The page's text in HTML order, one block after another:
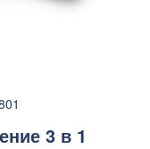
3 в 1